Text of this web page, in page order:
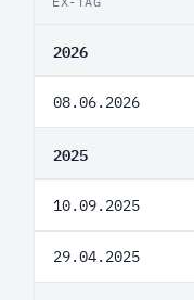
2026
08.06.2026
2025
10.09.2025
29.04.2025